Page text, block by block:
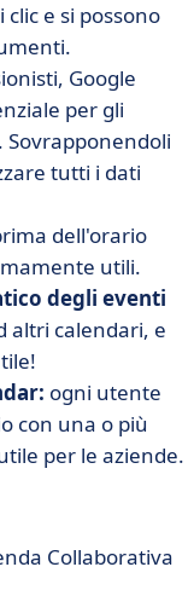
e si possono
Google
per gli
tutti i dati
dell'orario
utili.
degli eventi
altri calendari, e
ogni utente
con una o più
per le aziende.
Collaborativa